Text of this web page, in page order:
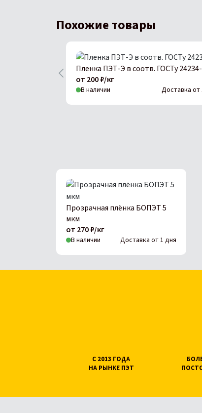
Похожие товары
Пленка ПЭТ-Э в соотв. ГОСТу
от 200 ₽/кг
В наличии Доставка от
Прозрачная плёнка БОПЭТ 5
мкм
от 270 ₽/кг
В наличии Доставка от 1 дня
С 2013 ГОДА
НА РЫНКЕ ПЭТ